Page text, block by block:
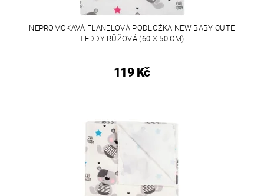
NEPROMOKAVÁ FLANELOVÁ PODLOŽKA NEW BABY CUTE
TEDDY RŮŽOVÁ (60 X 50 CM)
119 Kč